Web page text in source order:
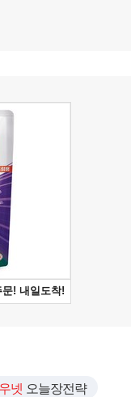
넷 오늘장전략